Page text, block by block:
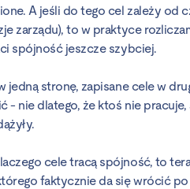
A jeśli do tego cel zależy od
zarządu), to w praktyce
spójność jeszcze szybciej.
jedną stronę, zapisane cele w
- nie dlatego, że ktoś nie
cele tracą spójność, to
faktycznie da się wrócić